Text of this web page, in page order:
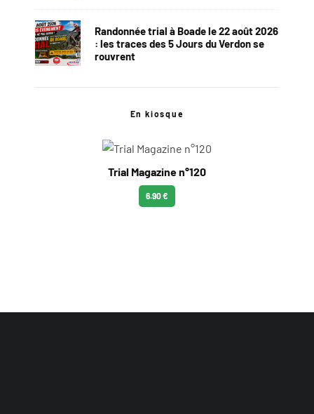
Randonnée trial à Boade le 22 août 2026
: les traces des 5 Jours du Verdon se
rouvrent
En kiosque
Trial Magazine n°120
6.90 €